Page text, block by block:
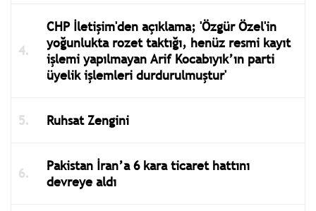
CHP İletişim'den açıklama; 'Özgür Özel'in
yoğunlukta rozet taktığı, henüz resmi kayıt
işlemi yapılmayan Arif Kocabıyık’ın parti
üyelik işlemleri durdurulmuştur'
Ruhsat Zengini
Pakistan İran’a 6 kara ticaret hattını
devreye aldı